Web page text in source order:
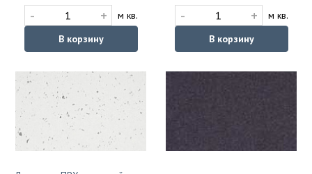
- +
м кв.
В корзину
- +
м кв.
В корзину